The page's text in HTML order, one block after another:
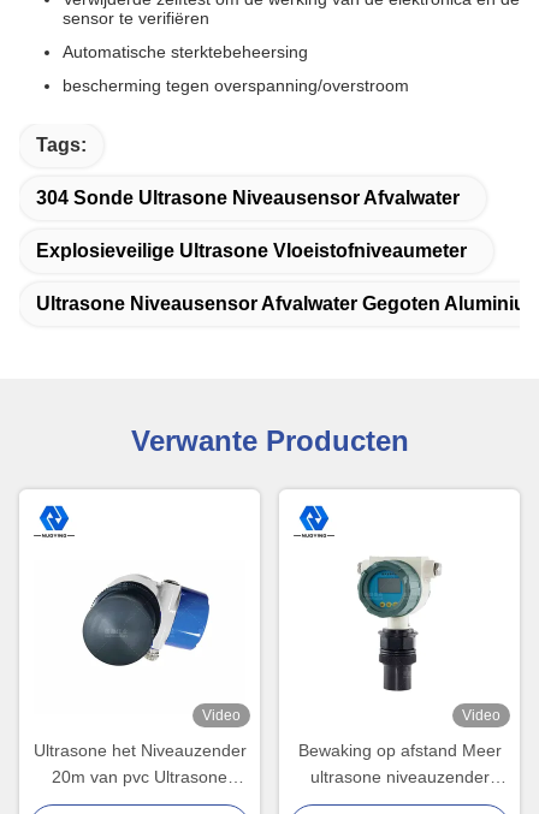
sensor te verifiëren
Automatische sterktebeheersing
bescherming tegen overspanning/overstroom
Tags:
304 Sonde Ultrasone Niveausensor Afvalwater
Explosieveilige Ultrasone Vloeistofniveaumeter
Ultrasone Niveausensor Afvalwater Gegoten
Verwante Producten
Video
Ultrasone het Niveauzender
20m van pvc Ultrasone
Vloeibare Vlakke Maat Hoge
Video
Bewaking op afstand Meer
ultrasone niveauzender
Ultrasone olieniveauzender